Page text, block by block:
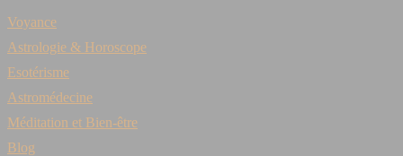
Voyance
Astrologie & Horoscope
Esotérisme
Astromédecine
Méditation et Bien-être
Blog